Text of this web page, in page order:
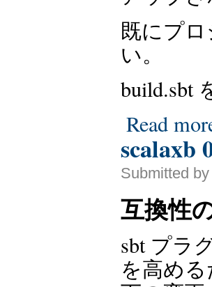
既にプ
い。
build.sbt
Read
scalaxb
Submitted
互換性
sbt プラ
を高め